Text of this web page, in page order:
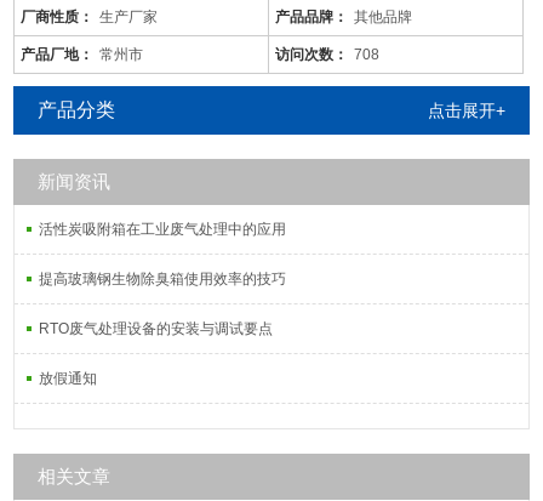
自行车、摩托车、发动机、磁带、塑料、家用电器等行业的有机废气
净化。
3、可用于各种烘道、印铁制罐、表面喷涂。印刷油墨、机电绝缘处
理、皮鞋粘胶等烘干线，净化各工序产生的有机废
厂商性质： 生产厂家 产品品牌： 其他品牌
产品厂地： 常州市 访问次数： 708
产品分类 点击展开+
新闻资讯
活性炭吸附箱在工业废气处理中的应用
提高玻璃钢生物除臭箱使用效率的技巧
RTO废气处理设备的安装与调试要点
放假通知
相关文章